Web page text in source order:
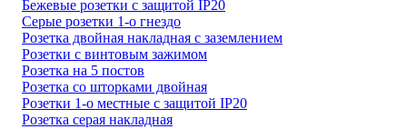
Бежевые розетки с защитой IP20
Серые розетки 1-о гнездо
Розетка двойная накладная с заземлением
Розетки с винтовым зажимом
Розетка на 5 постов
Розетка со шторками двойная
Розетки 1-о местные с защитой IP20
Розетка серая накладная